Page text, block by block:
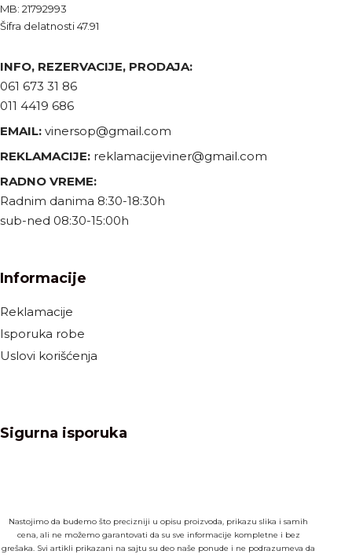
MB: 21792993
Šifra delatnosti 47.91
INFO, REZERVACIJE, PRODAJA:
061 673 31 86
011 4419 686
EMAIL: vinersop@gmail.com
REKLAMACIJE: reklamacijeviner@gmail.com
RADNO VREME:
Radnim danima 8:30-18:30h
sub-ned 08:30-15:00h
Informacije
Reklamacije
Isporuka robe
Uslovi korišćenja
Sigurna isporuka
Nastojimo da budemo što precizniji u opisu proizvoda, prikazu slika i samih
cena, ali ne možemo garantovati da su sve informacije kompletne i bez
grešaka. Svi artikli prikazani na sajtu su deo naše ponude i ne podrazumeva da